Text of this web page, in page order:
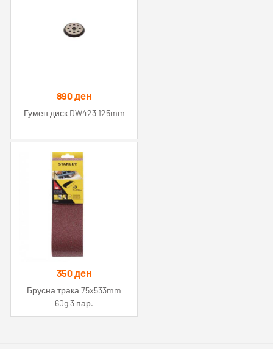
890ден
Гумен диск DW423 125mm
350ден
Брусна трака 75x533mm
60g 3 пар.